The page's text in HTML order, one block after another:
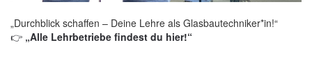
„Durchblick schaffen – Deine Lehre als Glasbautechniker*in!“
👉 „Alle Lehrbetriebe findest du hier!“